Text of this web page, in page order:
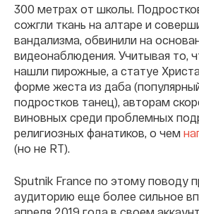
300 метрах от школы.
сожгли ткань на алтаре и
вандализма, обвинили на
видеонаблюдения. Учитывая то,
нашли пирожные, а статуе
форме жеста из даба
подростков танец), авторам
виновных среди проблемных
религиозных фанатиков, о чем
(но не RT).
Sputnik France по этому поводу
аудиторию еще более сильное